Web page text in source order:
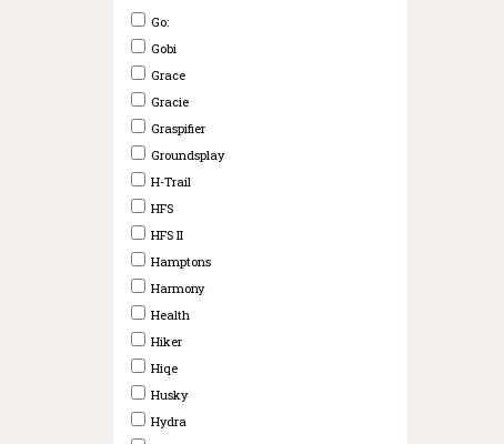
Go:
Gobi
Grace
Gracie
Graspifier
Groundsplay
H-Trail
HFS
HFS II
Hamptons
Harmony
Health
Hiker
Hiqe
Husky
Hydra